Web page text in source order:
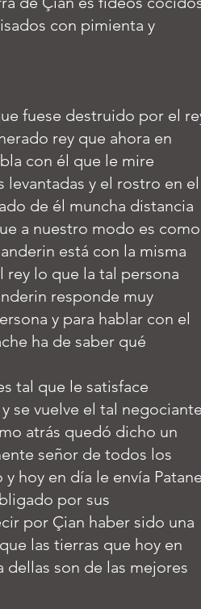
con pimienta y
fuese destruido por el
rey que ahora en
con él que le mire
y el rostro en el
de él muncha distancia
a nuestro modo es como
está con la misma
rey lo que la tal persona
responde muy
y para hablar con el
ha de saber qué
tal que le satisface
se vuelve el tal
atrás quedó dicho un
señor de todos los
hoy en día le envía
por sus
por Çian haber sido una
las tierras que hoy en
dellas son de las mejores